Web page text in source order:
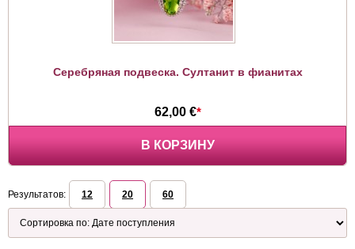
Серебряная подвеска. Султанит в фианитах
62,00 €*
В КОРЗИНУ
Результатов: 12 20 60